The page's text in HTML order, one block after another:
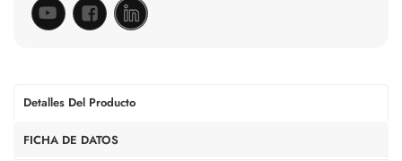
Detalles Del Producto
FICHA DE DATOS